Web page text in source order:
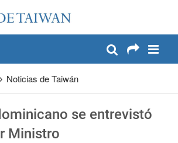
Noticias de Taiwán
se entrevistó
Ministro